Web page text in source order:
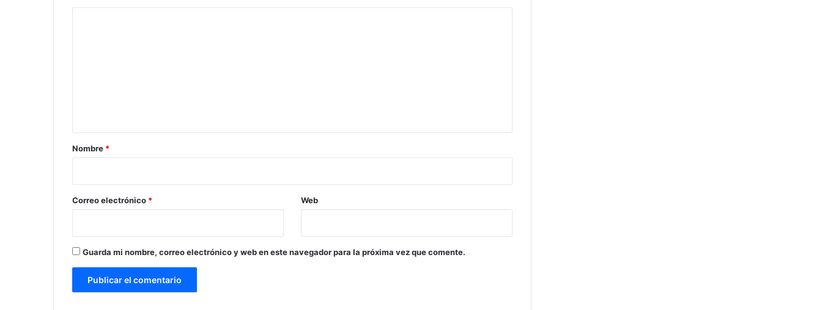
r
*
Nombre *
Correo electrónico * Web
Guarda mi nombre, correo electrónico y web en este navegador para la próxima vez que comente.